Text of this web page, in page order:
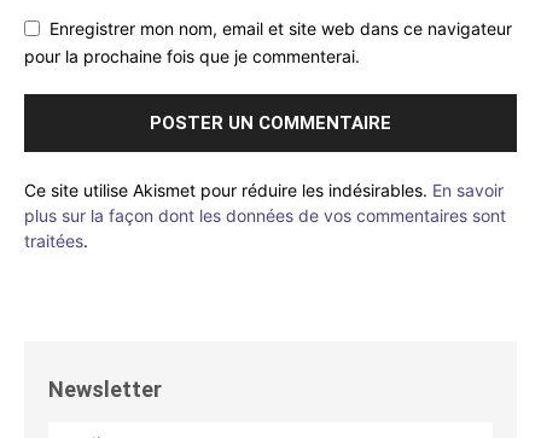
Enregistrer mon nom, email et site web dans ce navigateur
pour la prochaine fois que je commenterai.
Ce site utilise Akismet pour réduire les indésirables. En savoir
plus sur la façon dont les données de vos commentaires sont
traitées.
Newsletter